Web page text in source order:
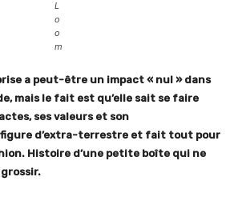
L
o
o
m
a peut-être un impact « nul » dans
mais le fait est qu’elle sait se faire
ses valeurs et son
d’extra-terrestre et fait tout pour
Histoire d’une petite boîte qui ne